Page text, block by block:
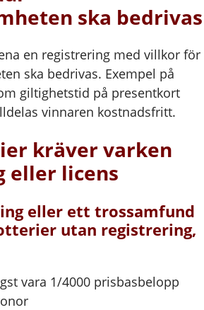
ska bedrivas
en registrering med villkor för
ska bedrivas. Exempel på
giltighetstid på presentkort
vinnaren kostnadsfritt.
kräver varken
eller licens
eller ett trossamfund
utan registrering,
vara 1/4000 prisbasbelopp